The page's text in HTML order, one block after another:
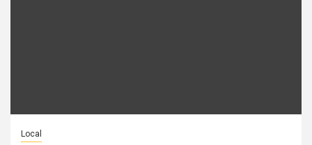
Local